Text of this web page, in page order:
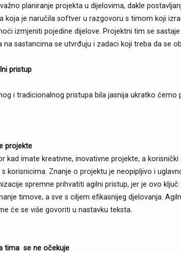
planiranje projekta u dijelovima, dakle
koja je naručila softver u razgovoru s timom koji
izmjeniti pojedine dijelove. Projektni tim se
sastancima se utvrđuju i zadaci koji treba da se
pristup
i tradicionalnog pristupa bila jasnija ukratko
projekte
kad imate kreativne, inovativne projekte, a
korisnicima. Znanje o projektu je neopipljivo i
spremne prihvatiti agilni pristup, jer je ovo
timove, a sve s ciljem efikasnijeg djelovanja.
će se više govoriti u nastavku teksta.
tima se ne očekuje